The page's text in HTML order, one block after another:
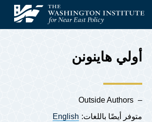
معهد واشنطن لسياسات الشرق الأدنى
أولي هاينونن
Outside Authors
متوفر أيضًا باللغات: English